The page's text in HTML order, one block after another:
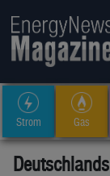
Strom Gas